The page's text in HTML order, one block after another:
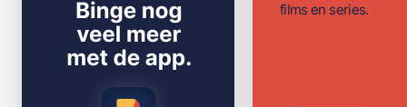
films en series.